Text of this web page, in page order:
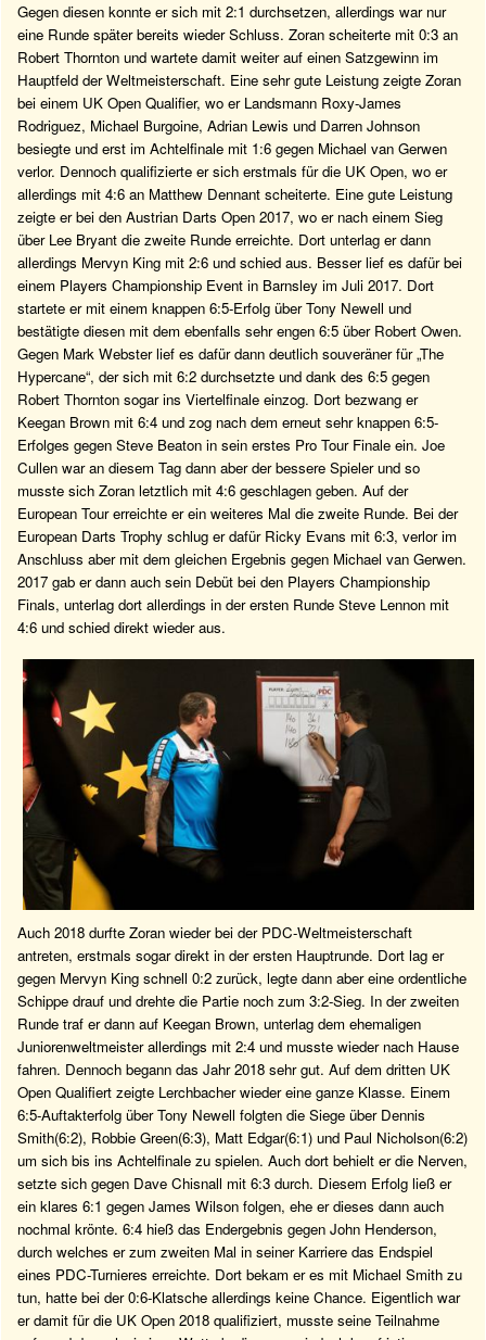
Gegen diesen konnte er sich mit 2:1 durchsetzen, allerdings war nur
eine Runde später bereits wieder Schluss. Zoran scheiterte mit 0:3 an
Robert Thornton und wartete damit weiter auf einen Satzgewinn im
Hauptfeld der Weltmeisterschaft. Eine sehr gute Leistung zeigte Zoran
bei einem UK Open Qualifier, wo er Landsmann Roxy-James
Rodriguez, Michael Burgoine, Adrian Lewis und Darren Johnson
besiegte und erst im Achtelfinale mit 1:6 gegen Michael van Gerwen
verlor. Dennoch qualifizierte er sich erstmals für die UK Open, wo er
allerdings mit 4:6 an Matthew Dennant scheiterte. Eine gute Leistung
zeigte er bei den Austrian Darts Open 2017, wo er nach einem Sieg
über Lee Bryant die zweite Runde erreichte. Dort unterlag er dann
allerdings Mervyn King mit 2:6 und schied aus. Besser lief es dafür bei
einem Players Championship Event in Barnsley im Juli 2017. Dort
startete er mit einem knappen 6:5-Erfolg über Tony Newell und
bestätigte diesen mit dem ebenfalls sehr engen 6:5 über Robert Owen.
Gegen Mark Webster lief es dafür dann deutlich souveräner für „The
Hypercane“, der sich mit 6:2 durchsetzte und dank des 6:5 gegen
Robert Thornton sogar ins Viertelfinale einzog. Dort bezwang er
Keegan Brown mit 6:4 und zog nach dem erneut sehr knappen 6:5-
Erfolges gegen Steve Beaton in sein erstes Pro Tour Finale ein. Joe
Cullen war an diesem Tag dann aber der bessere Spieler und so
musste sich Zoran letztlich mit 4:6 geschlagen geben. Auf der
European Tour erreichte er ein weiteres Mal die zweite Runde. Bei der
European Darts Trophy schlug er dafür Ricky Evans mit 6:3, verlor im
Anschluss aber mit dem gleichen Ergebnis gegen Michael van Gerwen.
2017 gab er dann auch sein Debüt bei den Players Championship
Finals, unterlag dort allerdings in der ersten Runde Steve Lennon mit
4:6 und schied direkt wieder aus.
Auch 2018 durfte Zoran wieder bei der PDC-Weltmeisterschaft
antreten, erstmals sogar direkt in der ersten Hauptrunde. Dort lag er
gegen Mervyn King schnell 0:2 zurück, legte dann aber eine ordentliche
Schippe drauf und drehte die Partie noch zum 3:2-Sieg. In der zweiten
Runde traf er dann auf Keegan Brown, unterlag dem ehemaligen
Juniorenweltmeister allerdings mit 2:4 und musste wieder nach Hause
fahren. Dennoch begann das Jahr 2018 sehr gut. Auf dem dritten UK
Open Qualifiert zeigte Lerchbacher wieder eine ganze Klasse. Einem
6:5-Auftakterfolg über Tony Newell folgten die Siege über Dennis
Smith(6:2), Robbie Green(6:3), Matt Edgar(6:1) und Paul Nicholson(6:2)
um sich bis ins Achtelfinale zu spielen. Auch dort behielt er die Nerven,
setzte sich gegen Dave Chisnall mit 6:3 durch. Diesem Erfolg ließ er
ein klares 6:1 gegen James Wilson folgen, ehe er dieses dann auch
nochmal krönte. 6:4 hieß das Endergebnis gegen John Henderson,
durch welches er zum zweiten Mal in seiner Karriere das Endspiel
eines PDC-Turnieres erreichte. Dort bekam er es mit Michael Smith zu
tun, hatte bei der 0:6-Klatsche allerdings keine Chance. Eigentlich war
er damit für die UK Open 2018 qualifiziert, musste seine Teilnahme